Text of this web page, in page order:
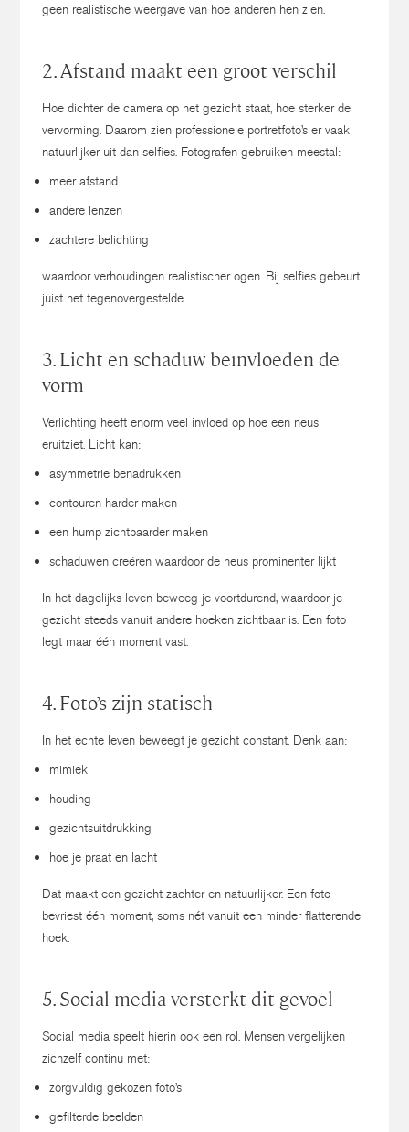
geen realistische weergave van hoe anderen hen zien.
2. Afstand maakt een groot verschil
Hoe dichter de camera op het gezicht staat, hoe sterker de
vervorming. Daarom zien professionele portretfoto’s er vaak
natuurlijker uit dan selfies. Fotografen gebruiken meestal:
meer afstand
andere lenzen
zachtere belichting
waardoor verhoudingen realistischer ogen. Bij selfies gebeurt
juist het tegenovergestelde.
3. Licht en schaduw beïnvloeden de
vorm
Verlichting heeft enorm veel invloed op hoe een neus
eruitziet. Licht kan:
asymmetrie benadrukken
contouren harder maken
een hump zichtbaarder maken
schaduwen creëren waardoor de neus prominenter lijkt
In het dagelijks leven beweeg je voortdurend, waardoor je
gezicht steeds vanuit andere hoeken zichtbaar is. Een foto
legt maar één moment vast.
4. Foto’s zijn statisch
In het echte leven beweegt je gezicht constant. Denk aan:
mimiek
houding
gezichtsuitdrukking
hoe je praat en lacht
Dat maakt een gezicht zachter en natuurlijker. Een foto
bevriest één moment, soms nét vanuit een minder flatterende
hoek.
5. Social media versterkt dit gevoel
Social media speelt hierin ook een rol. Mensen vergelijken
zichzelf continu met:
zorgvuldig gekozen foto’s
gefilterde beelden